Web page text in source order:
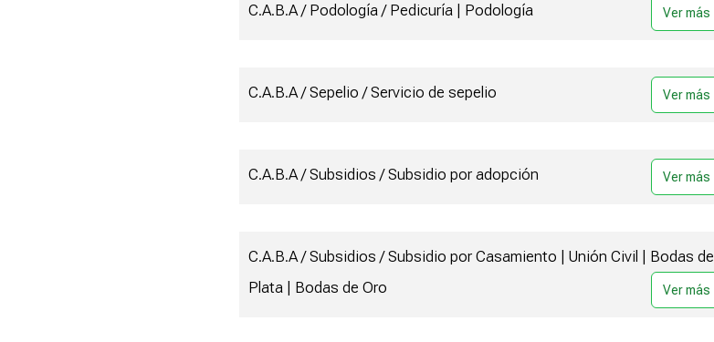
C.A.B.A / Podología / Pedicuría | Podología
C.A.B.A / Sepelio / Servicio de sepelio
C.A.B.A / Subsidios / Subsidio por adopción
C.A.B.A / Subsidios / Subsidio por Casamiento | Unión Civil | Bodas de
Plata | Bodas de Oro